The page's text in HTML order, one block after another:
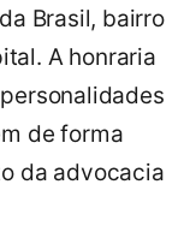
Brasil, bairro
A honraria
de forma
da advocacia